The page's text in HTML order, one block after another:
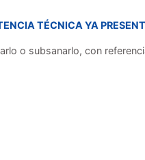
TÉCNICA YA
o subsanarlo, con